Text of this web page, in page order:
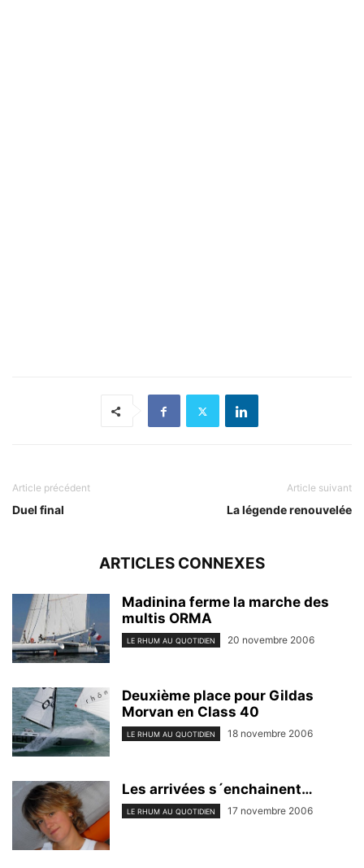
Article précédent
Duel final
Article suivant
La légende renouvelée
ARTICLES CONNEXES
Madinina ferme la marche des
multis ORMA
LE RHUM AU QUOTIDIEN 20 novembre 2006
Deuxième place pour Gildas
Morvan en Class 40
LE RHUM AU QUOTIDIEN 18 novembre 2006
Les arrivées s´enchainent…
LE RHUM AU QUOTIDIEN 17 novembre 2006